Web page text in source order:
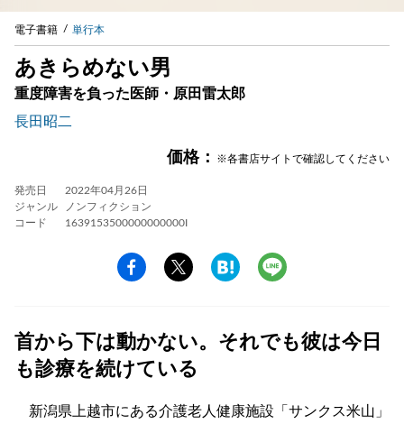
電子書籍 単行本
あきらめない男
重度障害を負った医師・原田雷太郎
長田昭二
価格： ※各書店サイトで確認してください
発売日
2022年04月26日
ジャンル
ノンフィクション
コード
1639153500000000000I
首から下は動かない。それでも彼は今日
も診療を続けている
新潟県上越市にある介護老人健康施設「サンクス米山」